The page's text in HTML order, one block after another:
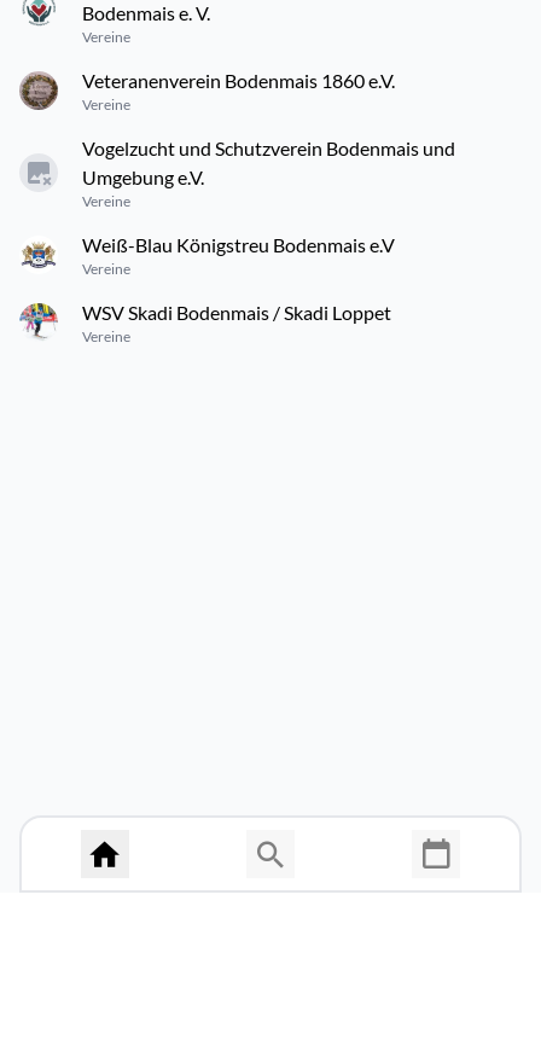
Bodenmais e. V.
Vereine
Veteranenverein Bodenmais 1860 e.V.
Vereine
Vogelzucht und Schutzverein Bodenmais und
Umgebung e.V.
Vereine
Weiß-Blau Königstreu Bodenmais e.V
Vereine
WSV Skadi Bodenmais / Skadi Loppet
Vereine